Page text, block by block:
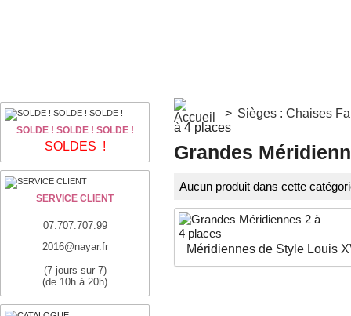
SOLDE ! SOLDE ! SOLDE !
SOLDES !
SERVICE CLIENT
07.707.707.99
2016@nayar.fr
(7 jours sur 7)
(de 10h à 20h)
> Sièges : Chaises
à 4 places
Grandes
Aucun produit dans cette
Méridiennes de Style Louis